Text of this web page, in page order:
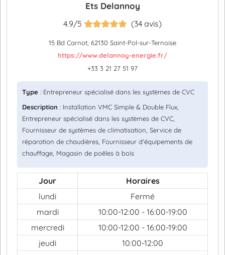
Ets Delannoy
4.9/5 (34 avis)
15 Bd Carnot, 62130 Saint-Pol-sur-Ternoise
https://www.delannoy-energie.fr/
+33 3 21 27 51 97
Type : Entrepreneur spécialisé dans les systèmes de CVC
Description : Installation VMC Simple & Double Flux,
Entrepreneur spécialisé dans les systèmes de CVC,
Fournisseur de systèmes de climatisation, Service de
réparation de chaudières, Fournisseur d'équipements de
chauffage, Magasin de poêles à bois
Jour
Horaires
lundi
Fermé
mardi
10:00-12:00 - 16:00-19:00
mercredi
10:00-12:00 - 16:00-19:00
jeudi
10:00-12:00